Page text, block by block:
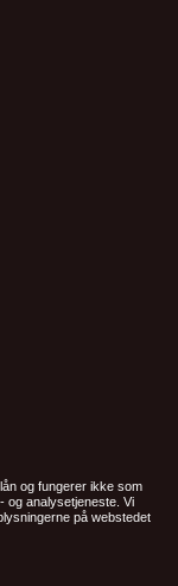
og fungerer ikke som
og analysetjeneste. Vi
på webstedet